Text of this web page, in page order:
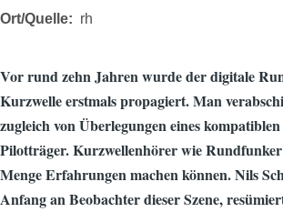
Ort/Quelle rh
Vor rund zehn Jahren wurde der digitale
Kurzwelle erstmals propagiert. Man
zugleich von Überlegungen eines
Pilotträger. Kurzwellenhörer wie Rundfunker
Menge Erfahrungen machen können. Nils
Anfang an Beobachter dieser Szene,